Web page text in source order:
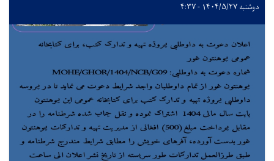
دوشنبه ۱۴۰۴/۵/۲۷ - ۴:۳۷